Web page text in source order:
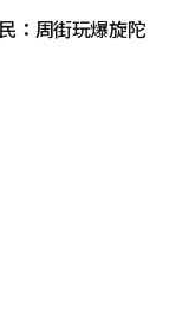
：周街玩爆旋陀